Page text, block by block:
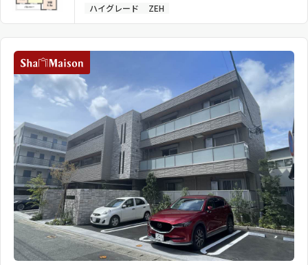
ハイグレード ZEH